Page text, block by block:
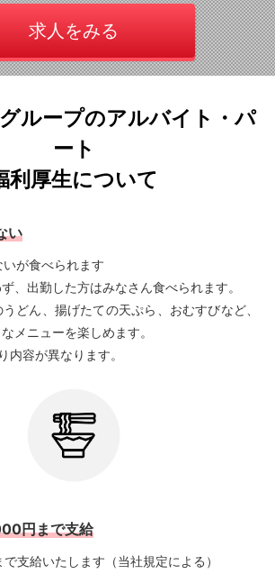
求人をみる
ループのアルバイト・パ
ート
利厚生について
い
が食べられます
、出勤した方はみなさん食べられます。
どん、揚げたての天ぷら、おむすびなど、
メニューを楽しめます。
内容が異なります。
円まで支給
支給いたします（当社規定による）